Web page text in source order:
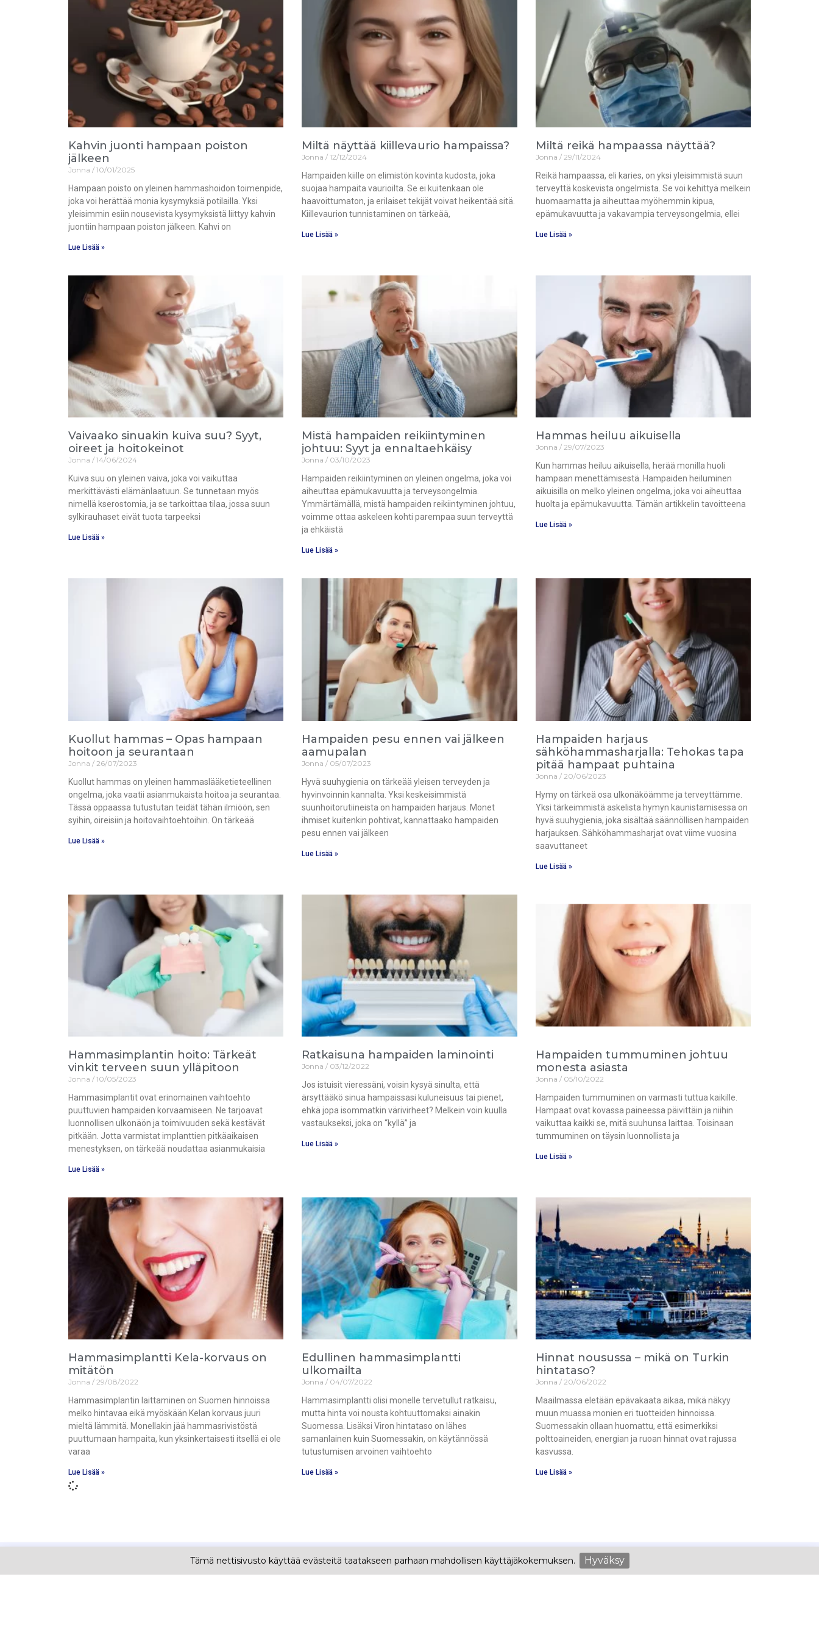
Kahvin juonti hampaan poiston
jälkeen
Jonna 10/01/2025
Hampaan poisto on yleinen hammashoidon toimenpide,
joka voi herättää monia kysymyksiä potilailla. Yksi
yleisimmin esiin nousevista kysymyksistä liittyy kahvin
juontiin hampaan poiston jälkeen. Kahvi on
Lue Lisää »
Miltä näyttää kiillevaurio hampaissa?
Jonna 12/12/2024
Hampaiden kiille on elimistön kovinta kudosta, joka
suojaa hampaita vaurioilta. Se ei kuitenkaan ole
haavoittumaton, ja erilaiset tekijät voivat heikentää sitä.
Kiillevaurion tunnistaminen on tärkeää,
Lue Lisää »
Miltä reikä hampaassa näyttää?
Jonna 29/11/2024
Reikä hampaassa, eli karies, on yksi yleisimmistä suun
terveyttä koskevista ongelmista. Se voi kehittyä melkein
huomaamatta ja aiheuttaa myöhemmin kipua,
epämukavuutta ja vakavampia terveysongelmia, ellei
Lue Lisää »
Vaivaako sinuakin kuiva suu? Syyt,
oireet ja hoitokeinot
Jonna 14/06/2024
Kuiva suu on yleinen vaiva, joka voi vaikuttaa
merkittävästi elämänlaatuun. Se tunnetaan myös
nimellä kserostomia, ja se tarkoittaa tilaa, jossa suun
sylkirauhaset eivät tuota tarpeeksi
Lue Lisää »
Mistä hampaiden reikiintyminen
johtuu: Syyt ja ennaltaehkäisy
Jonna 03/10/2023
Hampaiden reikiintyminen on yleinen ongelma, joka voi
aiheuttaa epämukavuutta ja terveysongelmia.
Ymmärtämällä, mistä hampaiden reikiintyminen johtuu,
voimme ottaa askeleen kohti parempaa suun terveyttä
ja ehkäistä
Lue Lisää »
Hammas heiluu aikuisella
Jonna 29/07/2023
Kun hammas heiluu aikuisella, herää monilla huoli
hampaan menettämisestä. Hampaiden heiluminen
aikuisilla on melko yleinen ongelma, joka voi aiheuttaa
huolta ja epämukavuutta. Tämän artikkelin tavoitteena
Lue Lisää »
Kuollut hammas – Opas hampaan
hoitoon ja seurantaan
Jonna 26/07/2023
Kuollut hammas on yleinen hammaslääketieteellinen
ongelma, joka vaatii asianmukaista hoitoa ja seurantaa.
Tässä oppaassa tutustutan teidät tähän ilmiöön, sen
syihin, oireisiin ja hoitovaihtoehtoihin. On tärkeää
Lue Lisää »
Hampaiden pesu ennen vai jälkeen
aamupalan
Jonna 05/07/2023
Hyvä suuhygienia on tärkeää yleisen terveyden ja
hyvinvoinnin kannalta. Yksi keskeisimmistä
suunhoitorutiineista on hampaiden harjaus. Monet
ihmiset kuitenkin pohtivat, kannattaako hampaiden
pesu ennen vai jälkeen
Lue Lisää »
Hampaiden harjaus
sähköhammasharjalla: Tehokas tapa
pitää hampaat puhtaina
Jonna 20/06/2023
Hymy on tärkeä osa ulkonäköämme ja terveyttämme.
Yksi tärkeimmistä askelista hymyn kaunistamisessa on
hyvä suuhygienia, joka sisältää säännöllisen hampaiden
harjauksen. Sähköhammasharjat ovat viime vuosina
saavuttaneet
Lue Lisää »
Hammasimplantin hoito: Tärkeät
vinkit terveen suun ylläpitoon
Jonna 10/05/2023
Hammasimplantit ovat erinomainen vaihtoehto
puuttuvien hampaiden korvaamiseen. Ne tarjoavat
luonnollisen ulkonäön ja toimivuuden sekä kestävät
pitkään. Jotta varmistat implanttien pitkäaikaisen
menestyksen, on tärkeää noudattaa asianmukaisia
Lue Lisää »
Ratkaisuna hampaiden laminointi
Jonna 03/12/2022
Jos istuisit vieressäni, voisin kysyä sinulta, että
ärsyttääkö sinua hampaissasi kuluneisuus tai pienet,
ehkä jopa isommatkin värivirheet? Melkein voin kuulla
vastaukseksi, joka on “kyllä” ja
Lue Lisää »
Hampaiden tummuminen johtuu
monesta asiasta
Jonna 05/10/2022
Hampaiden tummuminen on varmasti tuttua kaikille.
Hampaat ovat kovassa paineessa päivittäin ja niihin
vaikuttaa kaikki se, mitä suuhunsa laittaa. Toisinaan
tummuminen on täysin luonnollista ja
Lue Lisää »
Hammasimplantti Kela-korvaus on
mitätön
Jonna 29/08/2022
Hammasimplantin laittaminen on Suomen hinnoissa
melko hintavaa eikä myöskään Kelan korvaus juuri
mieltä lämmitä. Monellakin jää hammasrivistöstä
puuttumaan hampaita, kun yksinkertaisesti itsellä ei ole
varaa
Lue Lisää »
Edullinen hammasimplantti
ulkomailta
Jonna 04/07/2022
Hammasimplantti olisi monelle tervetullut ratkaisu,
mutta hinta voi nousta kohtuuttomaksi ainakin
Suomessa. Lisäksi Viron hintataso on lähes
samanlainen kuin Suomessakin, on käytännössä
tutustumisen arvoinen vaihtoehto
Lue Lisää »
Hinnat nousussa – mikä on Turkin
hintataso?
Jonna 20/06/2022
Maailmassa eletään epävakaata aikaa, mikä näkyy
muun muassa monien eri tuotteiden hinnoissa.
Suomessakin ollaan huomattu, että esimerkiksi
polttoaineiden, energian ja ruoan hinnat ovat rajussa
kasvussa.
Lue Lisää »
Tämä nettisivusto käyttää evästeitä taatakseen parhaan mahdollisen käyttäjäkokemuksen. Hyväksy